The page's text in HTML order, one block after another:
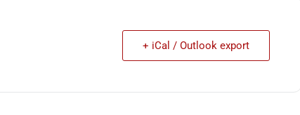
+ iCal / Outlook export